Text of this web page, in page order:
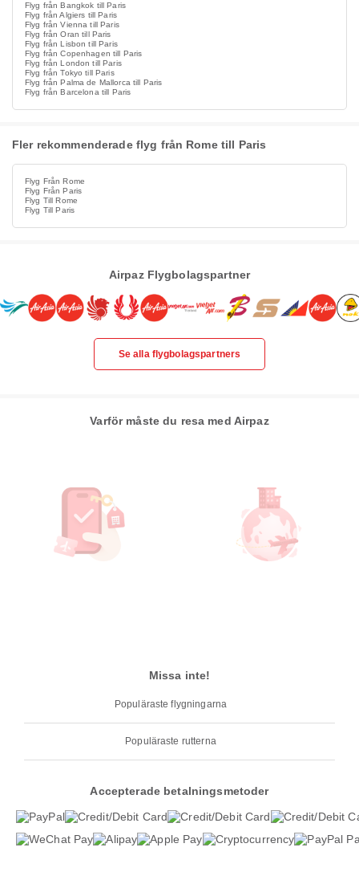
Flyg från Bangkok till Paris
Flyg från Algiers till Paris
Flyg från Vienna till Paris
Flyg från Oran till Paris
Flyg från Lisbon till Paris
Flyg från Copenhagen till Paris
Flyg från London till Paris
Flyg från Tokyo till Paris
Flyg från Palma de Mallorca till Paris
Flyg från Barcelona till Paris
Fler rekommenderade flyg från Rome till Paris
Flyg Från Rome
Flyg Från Paris
Flyg Till Rome
Flyg Till Paris
Airpaz Flygbolagspartner
Se alla flygbolagspartners
Varför måste du resa med Airpaz
Missa inte!
Populäraste flygningarna
Populäraste rutterna
Accepterade betalningsmetoder